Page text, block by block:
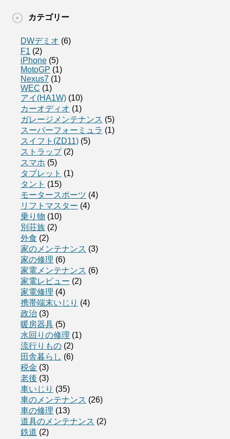
カテゴリー
DWデミオ (6)
F1 (2)
iPhone (5)
MotoGP (1)
Nexus7 (1)
WEC (1)
アイ(HA1W) (10)
カーオディオ (1)
ガレージメンテナンス (5)
スーパーフォーミュラ (1)
スイフト(ZD11) (5)
ストラップ(2)
スマホ (5)
タブレット (1)
タント (15)
モータースポーツ (4)
リフトマスター (4)
乗り物 (10)
別荘族 (2)
外食 (2)
家のメンテナンス (3)
家の修理 (6)
家電メンテナンス (6)
家電レビュー (2)
家電修理 (4)
携帯端末いじり (4)
政治 (3)
暖房器具 (5)
水回りの修理 (1)
流行りもの (2)
田舎暮らし (6)
税金 (3)
老後 (3)
車いじり (35)
車のメンテナンス (26)
車の修理 (13)
道具のメンテナンス (2)
鉄道 (2)